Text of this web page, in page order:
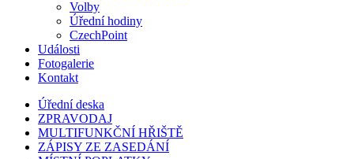
Volby
Úřední hodiny
CzechPoint
Události
Fotogalerie
Kontakt
Úřední deska
ZPRAVODAJ
MULTIFUNKČNÍ HŘIŠTĚ
ZÁPISY ZE ZASEDÁNÍ